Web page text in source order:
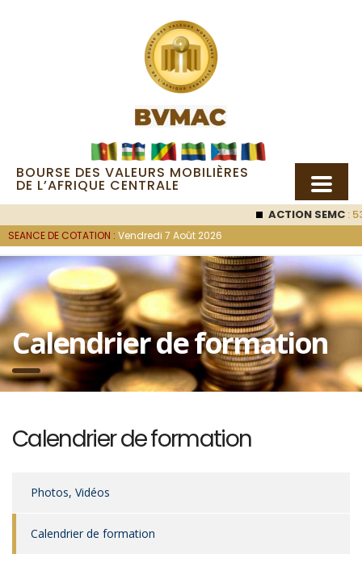
BOURSE DES VALEURS MOBILIÈRES
DE L’AFRIQUE CENTRALE
ACTION SEMC: 53
SEANCE DE COTATION : Vendredi 7 Août 2026
Calendrier de formation
Calendrier de formation
Photos, Vidéos
Calendrier de formation